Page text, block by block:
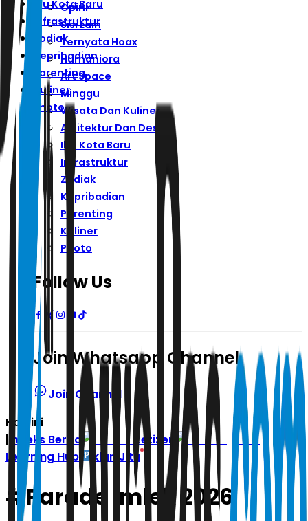
Ibu Kota Baru
Infrastruktur
Zodiak
Kepribadian
Parenting
Kuliner
Photo
Opini
Sisi Lain
Ternyata Hoax
Humaniora
Art Space
Minggu
Wisata Dan Kuliner
Arsitektur Dan Desain
Ibu Kota Baru
Infrastruktur
Zodiak
Kepribadian
Parenting
Kuliner
Photo
Follow Us
Join Whatsapp Channel
Join Channel
Hari ini
| Indeks Berita
Zetizen
Learning Hub
Iklan Jitu
#Parade Imlek 2026